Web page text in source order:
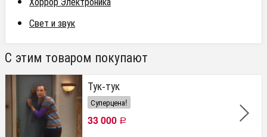
Свет и звук
С этим товаром покупают
Тук-тук
Суперцена!
33 000 Р